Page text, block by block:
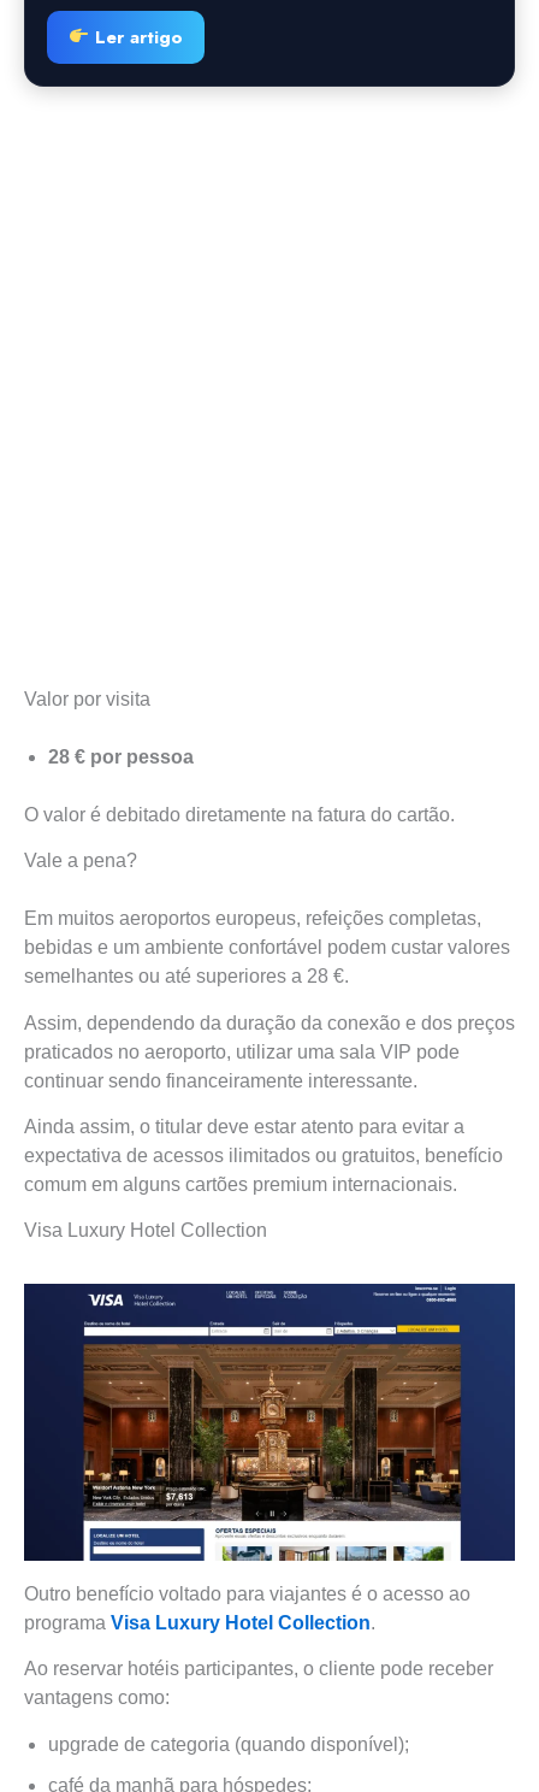
Ler artigo
Valor por visita
28 € por pessoa
O valor é debitado diretamente na fatura do cartão.
Vale a pena?
Em muitos aeroportos europeus, refeições completas,
bebidas e um ambiente confortável podem custar valores
semelhantes ou até superiores a 28 €.
Assim, dependendo da duração da conexão e dos preços
praticados no aeroporto, utilizar uma sala VIP pode
continuar sendo financeiramente interessante.
Ainda assim, o titular deve estar atento para evitar a
expectativa de acessos ilimitados ou gratuitos, benefício
comum em alguns cartões premium internacionais.
Visa Luxury Hotel Collection
Outro benefício voltado para viajantes é o acesso ao
programa Visa Luxury Hotel Collection.
Ao reservar hotéis participantes, o cliente pode receber
vantagens como:
upgrade de categoria (quando disponível);
café da manhã para hóspedes;